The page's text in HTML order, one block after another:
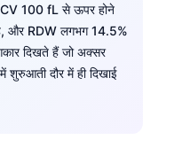
100 fL से ऊपर होने
और RDW लगभग 14.5%
दिखते हैं जो अक्सर
दौर में ही दिखाई